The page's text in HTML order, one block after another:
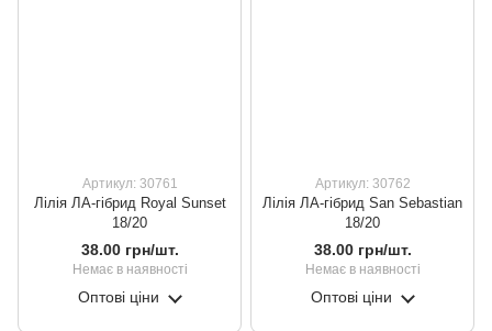
Артикул: 30761
Лілія ЛА-гібрид Royal Sunset
18/20
38.00 грн/шт.
Немає в наявності
Оптові ціни
Артикул: 30762
Лілія ЛА-гібрид San Sebastian
18/20
38.00 грн/шт.
Немає в наявності
Оптові ціни